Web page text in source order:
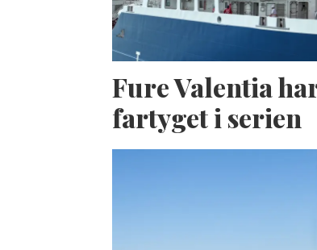
Fure Valentia
fartyget i serien